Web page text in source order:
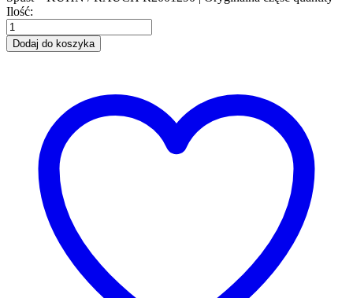
Ilość:
Dodaj do koszyka